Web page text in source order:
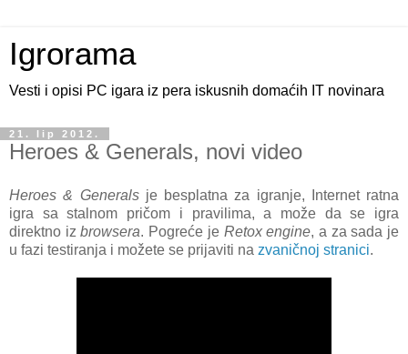
Igrorama
Vesti i opisi PC igara iz pera iskusnih domaćih IT novinara
21. lip 2012.
Heroes & Generals, novi video
Heroes & Generalsje besplatna za igranje, Internet ratna
igra sa stalnom pričom i pravilima, a može da se igra
direktno izbrowsera. Pogreće je Retox engine, a za sada je
u fazi testiranja i možete se prijaviti na zvaničnoj stranici.